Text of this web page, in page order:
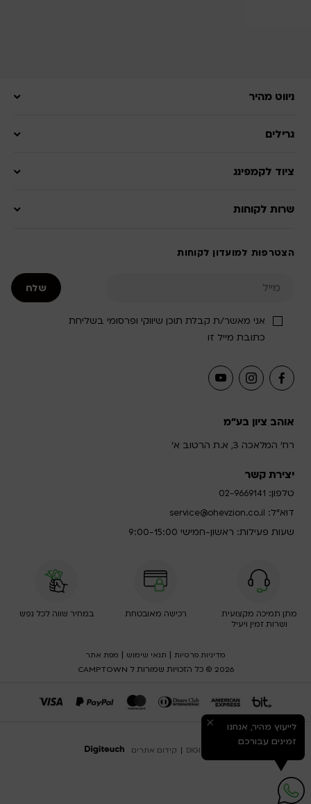
אוהב ציון בע"מ
רח' המלאכה 3, א.ת הרטוב א'
יצירת קשר
טלפון: 02-9669141
דוא”ל: service@ohevzion.co.il
שעות פעילות: ראשון-חמישי 9:00-15:00
ניווט מהיר
גרילים
ציוד לקמפינג
שרות לקוחות
הצטרפות למועדון לקוחות
אני מאשר/ת קבלת תוכן שיווקי ופרסומי בשליחת
כתובת מייל זו
מתן תמיכה מקצועית
ושרות זמין ויעיל
רכישה מאובטחת במחיר שווה לכל נפש
מדיניות פרטיות | תנאי שימוש | מפת אתר
2026 © כל הזכויות שמורות ל CAMPTOWN
DIGITOUCH קידום אתרים
לייעוץ מהיר, אנחנו
זמינים עבורכם